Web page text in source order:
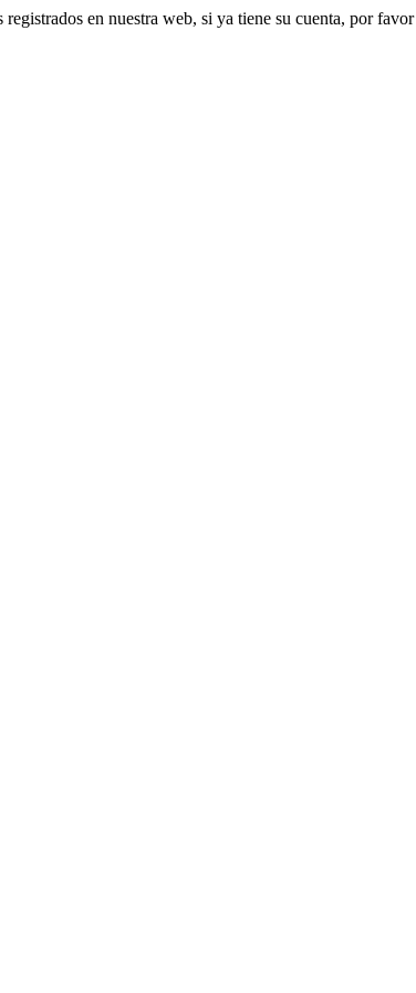
en nuestra web, si ya tiene su cuenta, por favor